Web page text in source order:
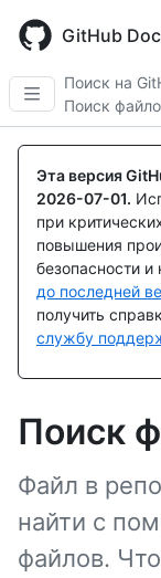
main
content
GitHub
Поиск на
Поиск
Эта версия
2026-07-01.
при
повышения
безопасности
до последней
получить
службу
Поиск
Файл в
найти с
файлов.